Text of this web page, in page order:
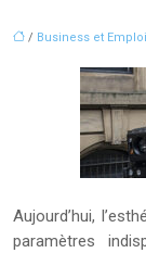
/ Business et Emploi
Aujourd’hui,
paramètres